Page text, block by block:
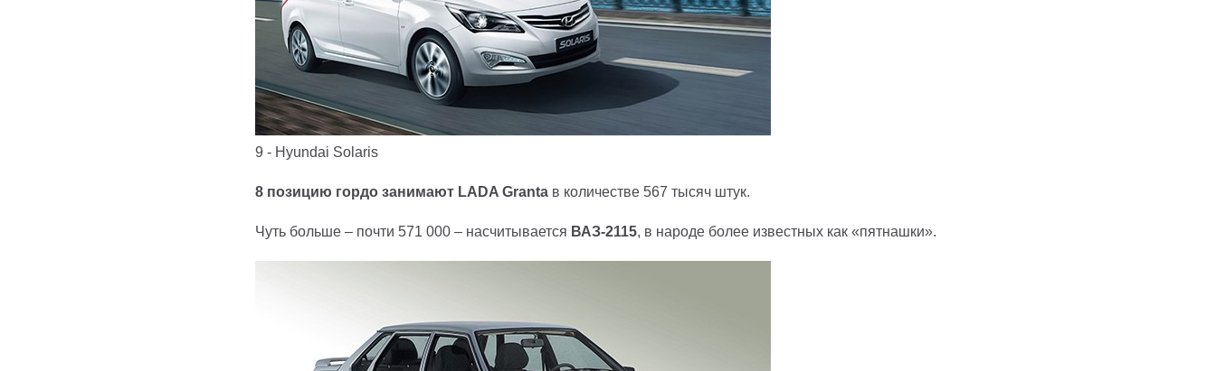
9 - Hyundai Solaris
8 позицию гордо занимают LADA Granta в количестве 567 тысяч штук.
Чуть больше – почти 571 000 – насчитывается ВАЗ-2115, в народе более известных как «пятнашки».